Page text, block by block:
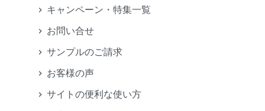
キャンペーン・特集一覧
お問い合せ
サンプルのご請求
お客様の声
サイトの便利な使い方